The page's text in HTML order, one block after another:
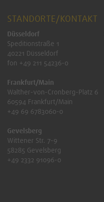
STANDORTE/KONTAKT
Düsseldorf
Speditionstraße 1
40221 Düsseldorf
fon +49 211 54236-0
Frankfurt/Main
Walther-von-Cronberg-Platz 6
60594 Frankfurt/Main
+49 69 6783060-0
Gevelsberg
Wittener Str. 7-9
58285 Gevelsberg
+49 2332 91096-0